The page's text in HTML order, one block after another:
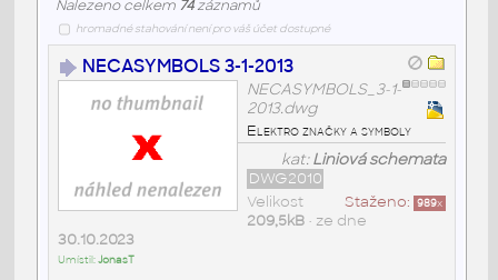
Nalezeno celkem 74záznamů
hromadné stahování není pro váš účet dostupné
NECASYMBOLS 3-1-2013
NECASYMBOLS_3-1-
2013.dwg
Elektro značky a symboly
kat:Liniová schemata
DWG2010
Staženo: 989x
Velikost
209,5kB• ze dne
30.10.2023
Umístil:JonasT